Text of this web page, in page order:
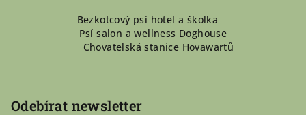
Bezkotcový psí hotel a školka
Psí salon a wellness Doghouse
Chovatelská stanice Hovawartů
Odebírat newsletter